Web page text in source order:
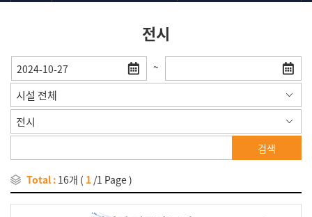
전시
~
검색
Total : 16개 ( 1 /1 Page )